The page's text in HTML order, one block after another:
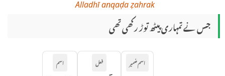
Alladhī anqaḍa ẓahrak
جس نے تمہاری پیٹھ توڑ رکھی تھی
اسم ضمیر فعل اسم